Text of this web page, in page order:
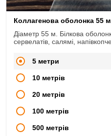
Коллагенова оболонка 55
Діаметр 55 м. Білкова
сервелатів, салямі,
5 метри
10 метрів
20 метрів
100 метрів
500 метрів